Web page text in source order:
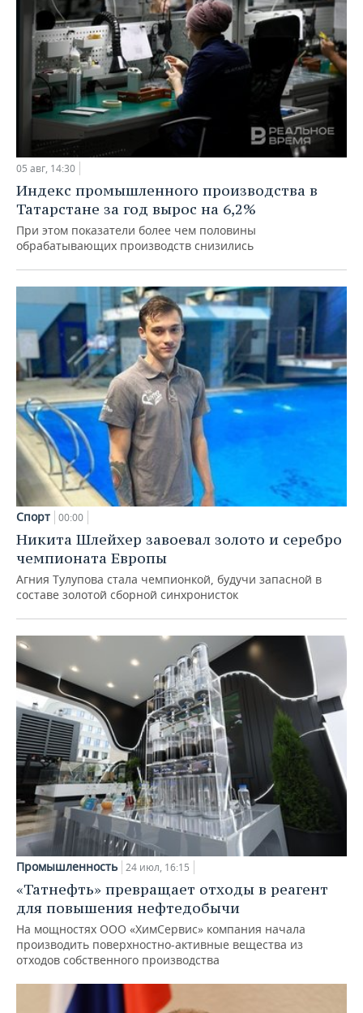
05 авг, 14:30
Индекс промышленного производства в
Татарстане за год вырос на 6,2%
При этом показатели более чем половины
обрабатывающих производств снизились
Спорт 00:00
Никита Шлейхер завоевал золото и серебро
чемпионата Европы
Агния Тулупова стала чемпионкой, будучи запасной в
составе золотой сборной синхронисток
Промышленность 24 июл, 16:15
«Татнефть» превращает отходы в реагент
для повышения нефтедобычи
На мощностях ООО «ХимСервис» компания начала
производить поверхностно-активные вещества из
отходов собственного производства